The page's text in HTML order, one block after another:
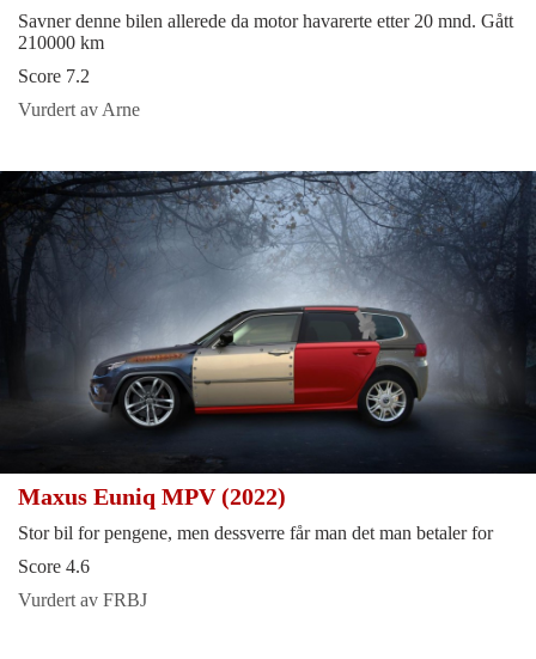
Savner denne bilen allerede da motor havarerte etter 20 mnd. Gått
210000 km
Score 7.2
Vurdert av Arne
Maxus Euniq MPV (2022)
Stor bil for pengene, men dessverre får man det man betaler for
Score 4.6
Vurdert av FRBJ